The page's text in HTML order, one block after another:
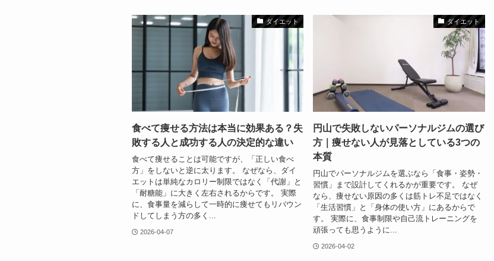
ダイエット
食べて痩せる方法は本当に効果ある？失
敗する人と成功する人の決定的な違い
食べて痩せることは可能ですが、「正しい食べ
方」をしないと逆に太ります。 なぜなら、ダイ
エットは単純なカロリー制限ではなく「代謝」と
「耐糖能」に大きく左右されるからです。 実際
に、食事量を減らして一時的に痩せてもリバウン
ドしてしまう方の多く...
2026-04-07
ダイエット
円山で失敗しないパーソナルジムの選び
方｜痩せない人が見落としている3つの
本質
円山でパーソナルジムを選ぶなら「食事・姿勢・
習慣」まで設計してくれるかが重要です。 なぜ
なら、痩せない原因の多くは筋トレ不足ではなく
「生活習慣」と「身体の使い方」にあるからで
す。 実際に、食事制限や自己流トレーニングを
頑張っても思うように...
2026-04-02